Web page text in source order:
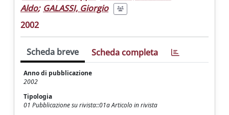
Aldo; GALASSI, Giorgio
2002
Scheda breve Scheda completa
Anno di pubblicazione
2002
Tipologia
01 Pubblicazione su rivista::01a Articolo in rivista